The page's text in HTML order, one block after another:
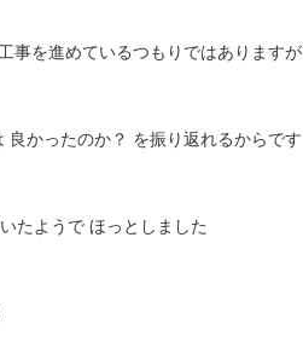
事を進めているつもりではありますが
良かったのか？ を振り返れるからです
たようで ほっとしました